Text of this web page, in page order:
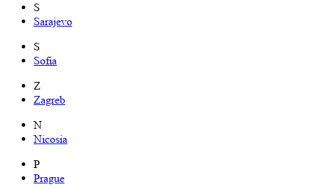
S
Sarajevo
S
Sofia
Z
Zagreb
N
Nicosia
P
Prague